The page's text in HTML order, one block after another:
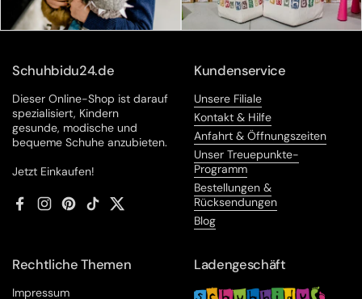
Schuhbidu24.de
Dieser Online-Shop ist darauf
spezialisiert, Kindern
gesunde, modische und
bequeme Schuhe anzubieten.
Jetzt Einkaufen!
FacebookInstagram
Pinterest
TikTokTwitter
Kundenservice
Unsere Filiale
Kontakt & Hilfe
Anfahrt & Öffnungszeiten
Unser Treuepunkte-
Programm
Bestellungen &
Rücksendungen
Blog
Rechtliche Themen
Impressum
Ladengeschäft